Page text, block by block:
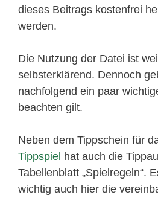
dieses Beitrags kostenfrei
werden.
Die Nutzung der Datei ist
selbsterklärend. Dennoch
nachfolgend ein paar
beachten gilt.
Neben dem Tippschein für
Tippspiel hat auch die
Tabellenblatt „Spielregeln“.
wichtig auch hier die